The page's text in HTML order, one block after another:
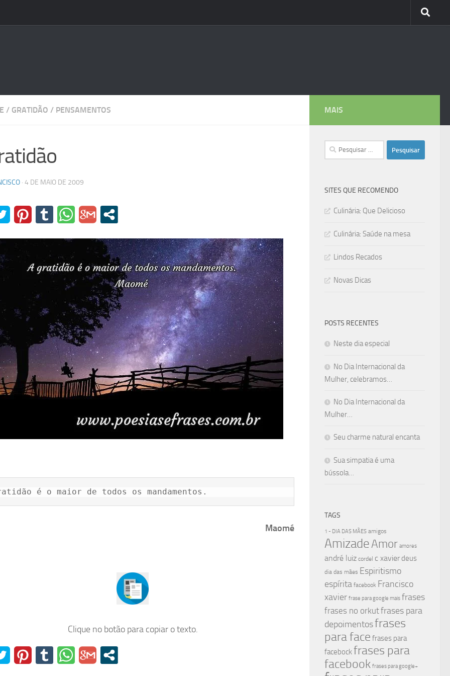
/ GRATIDÃO / PENSAMENTOS
· 4 DE MAIO DE 2009
é o maior de todos os mandamentos.
Maomé
Clique no botão para copiar o texto.
MAIS
Pesquisar
por:
SITES QUE RECOMENDO
Culinária: Que Delicioso
Culinária: Saúde na mesa
Lindos Recados
Novas Dicas
POSTS RECENTES
Neste dia especial
No Dia Internacional da
Mulher, celebramos…
No Dia Internacional da
Mulher…
Seu charme natural encanta
Sua simpatia é uma
bússola…
TAGS
1 - DIA DAS MÃES amigos
AmizadeAmor amores
andré luiz cordel c xavier deus
dia das mães Espiritismo
espírita facebook Francisco
xavier frase para google mais frases
frases no orkutfrases para
depoimentosfrases
para face frases para
facebockfrases para
facebook frases para google+